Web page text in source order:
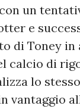
un
e
di Toney in
calcio di
lo
vantaggio